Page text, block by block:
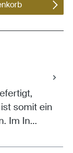
somit ein
Im In…